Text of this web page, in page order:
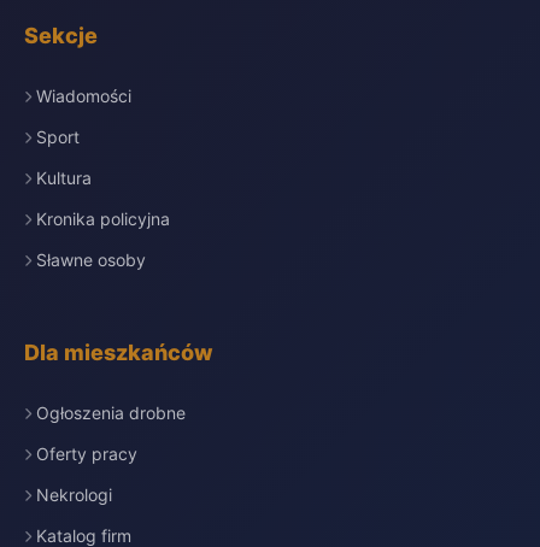
Sekcje
Wiadomości
Sport
Kultura
Kronika policyjna
Sławne osoby
Dla mieszkańców
Ogłoszenia drobne
Oferty pracy
Nekrologi
Katalog firm